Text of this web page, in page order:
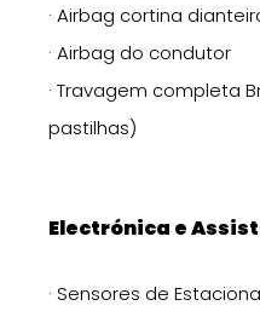
· Airbag cortina
· Airbag do condutor
· Travagem completa
pastilhas)
Electrónica e
· Sensores de